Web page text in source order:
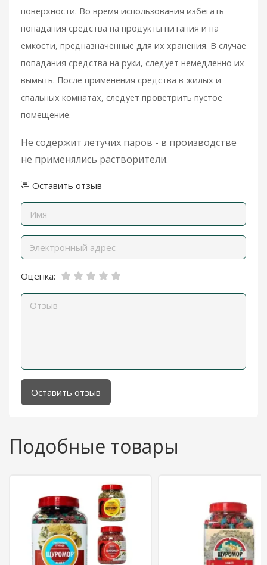
поверхности. Во время использования избегать
попадания средства на продукты питания и на
емкости, предназначенные для их хранения. В случае
попадания средства на руки, следует немедленно их
вымыть. После применения средства в жилых и
спальных комнатах, следует проветрить пустое
помещение.
Не содержит летучих паров - в производстве
не применялись растворители.
Оставить отзыв
Оценка:
Оставить отзыв
Подобные товары